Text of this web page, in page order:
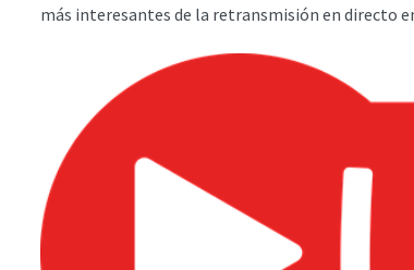
más interesantes de la retransmisión en directo